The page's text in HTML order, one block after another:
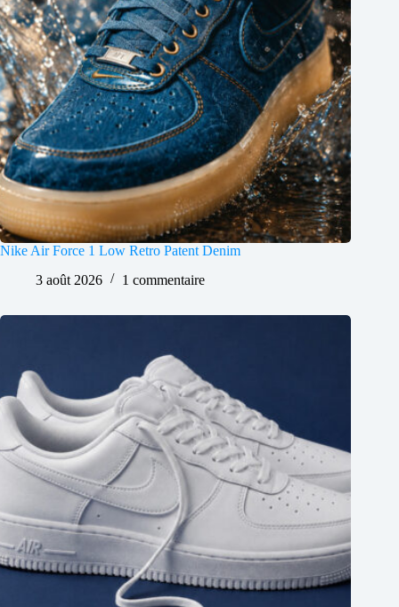
Nike Air Force 1 Low Retro Patent Denim
3 août 2026
1 commentaire